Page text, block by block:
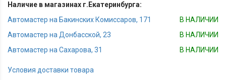
Наличие в магазинах г.Екатеринбурга:
Автомастер на Бакинских Комиссаров, 171
В НАЛИЧИИ
Автомастер на Донбасской, 23
В НАЛИЧИИ
Автомастер на Сахарова, 31
В НАЛИЧИИ
Условия доставки товара